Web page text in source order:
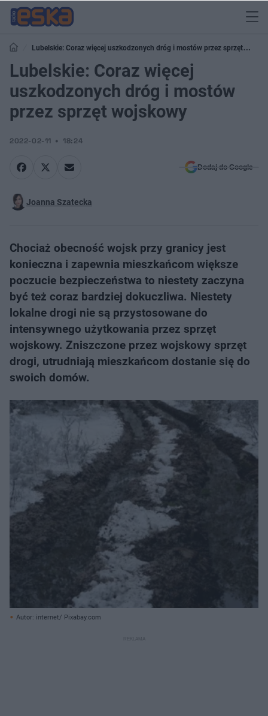
Lubelskie: Coraz więcej uszkodzonych dróg i mostów przez sprzęt
wojskowy
Lubelskie: Coraz więcej
uszkodzonych dróg i mostów
przez sprzęt wojskowy
2022-02-11 18:24
Dodaj do Google
Joanna Szatecka
Chociaż obecność wojsk przy granicy jest
konieczna i zapewnia mieszkańcom większe
poczucie bezpieczeństwa to niestety zaczyna
być też coraz bardziej dokuczliwa. Niestety
lokalne drogi nie są przystosowane do
intensywnego użytkowania przez sprzęt
wojskowy. Zniszczone przez wojskowy sprzęt
drogi, utrudniają mieszkańcom dostanie się do
swoich domów.
Autor: internet/ Pixabay.com